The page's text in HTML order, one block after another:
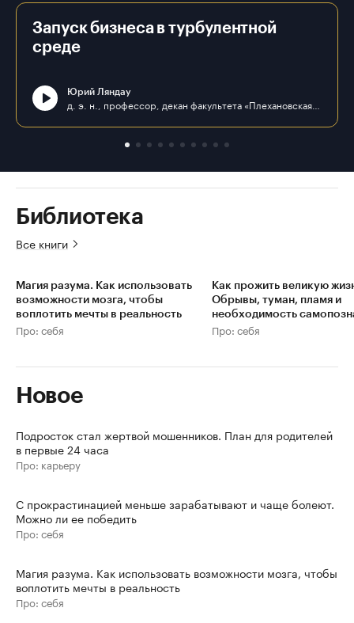
Запуск бизнеса в турбулентной
среде
Юрий Ляндау
Библиотека
Все книги
Магия разума. Как использовать
возможности мозга, чтобы
воплотить мечты в реальность
Про: себя
Как прожить великую
Обрывы, туман, пламя и
необходимость
Про: себя
Новое
Подросток стал жертвой мошенников. План для родителей
в первые 24 часа
Про: карьеру
С прокрастинацией меньше зарабатывают и чаще болеют.
Можно ли ее победить
Про: себя
Магия разума. Как использовать возможности мозга, чтобы
воплотить мечты в реальность
Про: себя